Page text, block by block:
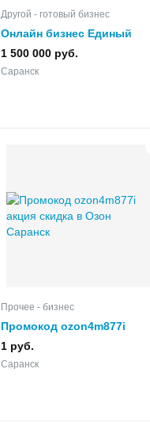
Другой - готовый бизнес
Онлайн бизнес Единый
Портал Городских Услуг
1 500 000 руб.
Саранск
Прочее - бизнес
Промокод ozon4m877i
акция скидка в Озон
1 руб.
Саранск